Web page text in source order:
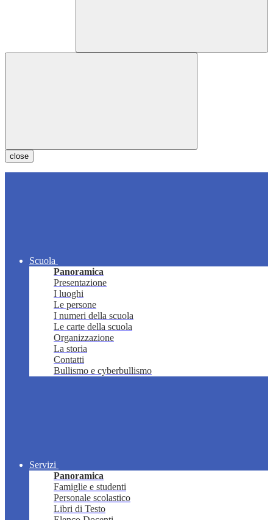
close
Scuola
Panoramica
Presentazione
I luoghi
Le persone
I numeri della scuola
Le carte della scuola
Organizzazione
La storia
Contatti
Bullismo e cyberbullismo
Servizi
Panoramica
Famiglie e studenti
Personale scolastico
Libri di Testo